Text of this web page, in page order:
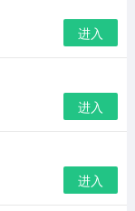
速度真的很慢，
好还有手写输入
狠不错哦。
进入
进入
进入